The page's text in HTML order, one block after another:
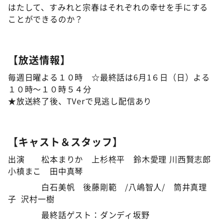
はたして、すみれと宗春はそれぞれの幸せを手にする
ことができるのか？
【放送情報】
毎週日曜よる１０時 ☆最終話は6月1６日（日）よる
１０時～１０時５４分
★放送終了後、TVerで見逃し配信あり
【キャスト＆スタッフ】
出演 松本まりか 上杉柊平 鈴木愛理 川西賢志郎
小槙まこ 田中真琴
白石美帆 後藤剛範 /八嶋智人/ 筒井真理
子 沢村一樹
最終話ゲスト：ダンディ坂野